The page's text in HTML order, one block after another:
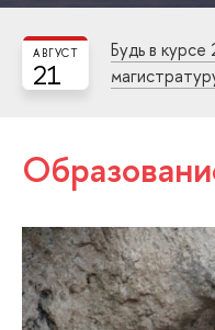
21
АВГУСТ
Будь в курсе